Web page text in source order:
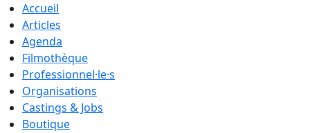
Accueil
Articles
Agenda
Filmothèque
Professionnel·le·s
Organisations
Castings & Jobs
Boutique